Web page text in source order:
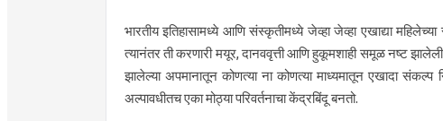
भारतीय इतिहासामध्ये आणि संस्कृतीमध्ये जेव्हा जेव्हा एखाद्या
त्यानंतर ती करणारी मयूर, दानववृत्ती आणि हुकूमशाही समूळ नष्ट
झालेल्या अपमानातून कोणत्या ना कोणत्या माध्यमातून एखादा संकल्प
अल्पावधीतच एका मोठ्या परिवर्तनाचा केंद्रबिंदू बनतो.